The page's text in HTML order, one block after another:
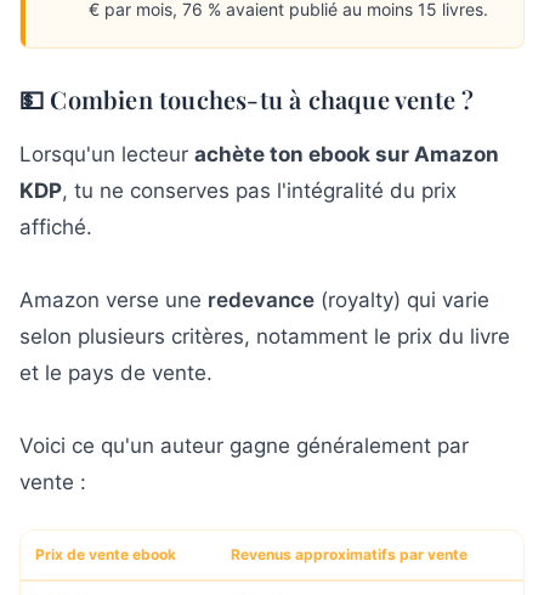
€ par mois, 76 % avaient publié au moins 15 livres.
💵 Combien touches-tu à chaque vente ?
Lorsqu'un lecteur achète ton ebook sur Amazon
KDP, tu ne conserves pas l'intégralité du prix
affiché.
Amazon verse une redevance (royalty) qui varie
selon plusieurs critères, notamment le prix du livre
et le pays de vente.
Voici ce qu'un auteur gagne généralement par
vente :
Prix de vente ebook Revenus approximatifs par vente